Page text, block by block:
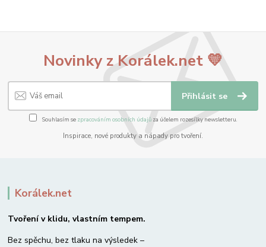
Novinky z Korálek.net 💛
Přihlásit se
Souhlasím se zpracováním osobních údajůza účelem rozesílky newsletteru.
Inspirace, nové produkty a nápady pro tvoření.
Korálek.net
Tvoření v klidu, vlastním tempem.
Bez spěchu, bez tlaku na výsledek –